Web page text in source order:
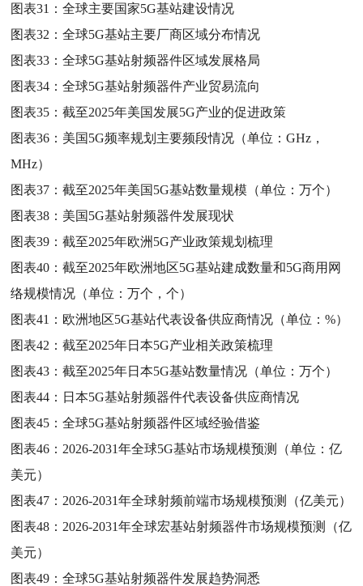
图表31：全球主要国家5G基站建设情况
图表32：全球5G基站主要厂商区域分布情况
图表33：全球5G基站射频器件区域发展格局
图表34：全球5G基站射频器件产业贸易流向
图表35：截至2025年美国发展5G产业的促进政策
图表36： 美国5G频率规划主要频段情况（单位：GHz，
MHz）
图表37：截至2025年美国5G基站数量规模（单位：万个）
图表38： 美国5G基站射频器件发展现状
图表39：截至2025年欧洲5G产业政策规划梳理
图表40：截至2025年欧洲地区5G基站建成数量和5G商用网
络规模情况（单位：万个，个）
图表41： 欧洲地区5G基站代表设备供应商情况（单位：%）
图表42：截至2025年日本5G产业相关政策梳理
图表43：截至2025年日本5G基站数量情况（单位：万个）
图表44： 日本5G基站射频器件代表设备供应商情况
图表45：全球5G基站射频器件区域经验借鉴
图表46： 2026-2031年全球5G基站市场规模预测（单位：亿
美元）
图表47： 2026-2031年全球射频前端市场规模预测（亿美元）
图表48： 2026-2031年全球宏基站射频器件市场规模预测（亿
美元）
图表49：全球5G基站射频器件发展趋势洞悉